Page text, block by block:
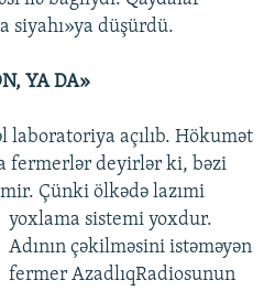
siyahı»ya düşürdü.
YA DA»
laboratoriya açılıb. Hökumət
fermerlər deyirlər ki, bəzi
Çünki ölkədə lazımi
yoxlama sistemi yoxdur.
Adının çəkilməsini istəməyən
fermer AzadlıqRadiosunun